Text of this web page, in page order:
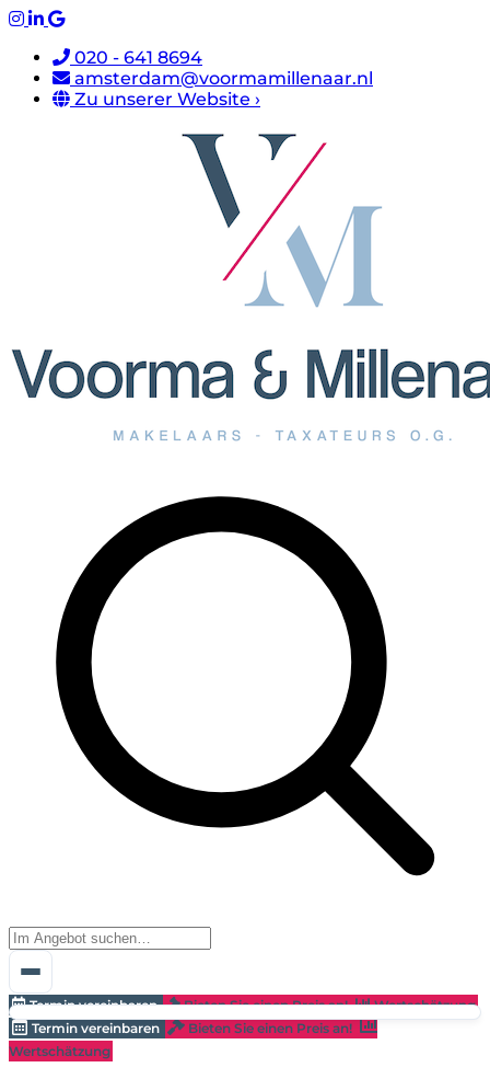
020 - 641 8694
amsterdam@voormamillenaar.nl
Zu unserer Website ›
Termin vereinbaren Bieten Sie einen Preis an!
Wertschätzung
Termin vereinbaren
Bieten Sie einen Preis an!
Wertschätzung